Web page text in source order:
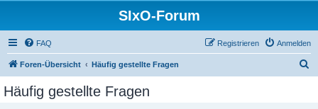
SIxO-Forum
FAQ Anmelden
Registrieren
Foren-Übersicht Häufig gestellte Fragen
Häufig gestellte Fragen